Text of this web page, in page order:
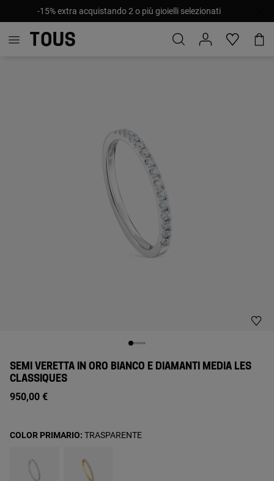
-15% extra acquistando 2 o più gioielli selezionati
SEMI VERETTA IN ORO BIANCO E DIAMANTI MEDIA LES
CLASSIQUES
950,00 €
COLOR PRIMARIO: TRASPARENTE